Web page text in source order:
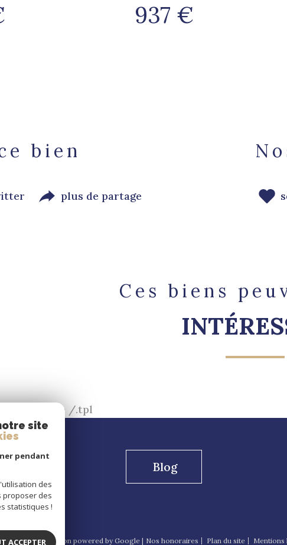
937 €
bien
plus de partage
Ces biens
module /.tpl
Blog
| Traduction powered by Google | Nos honoraires Plan du site Mentions
site
pendant
des
proposer des
statistiques !
ACCEPTER